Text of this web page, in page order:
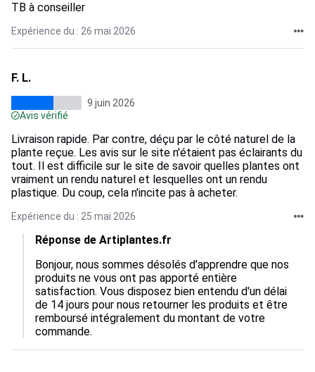
TB à conseiller
Expérience du : 26 mai 2026
F. L.
9 juin 2026
Avis vérifié
Livraison rapide. Par contre, déçu par le côté naturel de la
plante reçue. Les avis sur le site n'étaient pas éclairants du
tout. Il est difficile sur le site de savoir quelles plantes ont
vraiment un rendu naturel et lesquelles ont un rendu
plastique. Du coup, cela n'incite pas à acheter.
Expérience du : 25 mai 2026
Réponse de Artiplantes.fr
Bonjour, nous sommes désolés d'apprendre que nos
produits ne vous ont pas apporté entière
satisfaction. Vous disposez bien entendu d'un délai
de 14 jours pour nous retourner les produits et être
remboursé intégralement du montant de votre
commande.